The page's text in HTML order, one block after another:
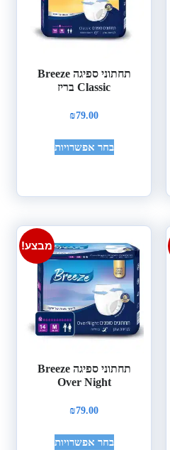
תחתוני ספיגה Breeze
Classic בריז
₪79.00
בחר אפשרויות
מבצע!
תחתוני ספיגה Breeze
Over Night
₪79.00
בחר אפשרויות